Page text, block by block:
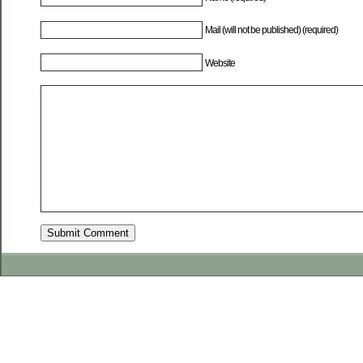
Mail (will not be published) (required)
Website